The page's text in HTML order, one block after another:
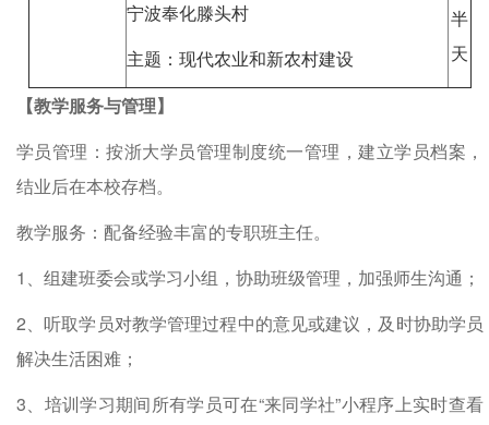
宁波奉化滕头村
主题：现代农业和新农村建设
半
天
【教学服务与管理】
学员管理：按浙大学员管理制度统一管理，建立学员档案，
结业后在本校存档。
教学服务：配备经验丰富的专职班主任。
1、组建班委会或学习小组，协助班级管理，加强师生沟通；
2、听取学员对教学管理过程中的意见或建议，及时协助学员
解决生活困难；
3、培训学习期间所有学员可在“来同学社”小程序上实时查看